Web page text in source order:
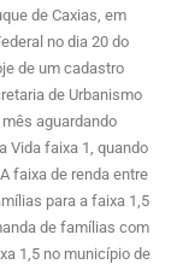
de Caxias, em
no dia 20 do
de um cadastro
de Urbanismo
aguardando
Vida faixa 1, quando
faixa de renda entre
para a faixa 1,5
de famílias com
1,5 no município de